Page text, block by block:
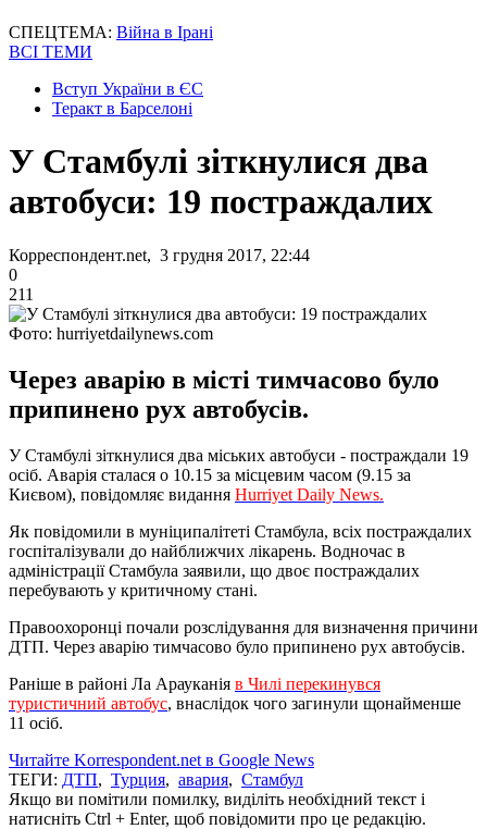
СПЕЦТЕМА: Війна в Ірані
ВСІ ТЕМИ
Вступ України в ЄС
Теракт в Барселоні
У Стамбулі зіткнулися два
автобуси: 19 постраждалих
Корреспондент.net, 3 грудня 2017, 22:44
0
211
Фото: hurriyetdailynews.com
Через аварію в місті тимчасово було
припинено рух автобусів.
У Стамбулі зіткнулися два міських автобуси - постраждали 19
осіб. Аварія сталася о 10.15 за місцевим часом (9.15 за
Києвом), повідомляє видання Hurriyet Daily News.
Як повідомили в муніципалітеті Стамбула, всіх постраждалих
госпіталізували до найближчих лікарень. Водночас в
адміністрації Стамбула заявили, що двоє постраждалих
перебувають у критичному стані.
Правоохоронці почали розслідування для визначення причини
ДТП. Через аварію тимчасово було припинено рух автобусів.
Раніше в районі Ла Арауканія в Чилі перекинувся
туристичний автобус, внаслідок чого загинули щонайменше
11 осіб.
Читайте Korrespondent.net в Google News
ТЕГИ: ДТП, Турция, авария, Стамбул
Якщо ви помітили помилку, виділіть необхідний текст і
натисніть Ctrl + Enter, щоб повідомити про це редакцію.